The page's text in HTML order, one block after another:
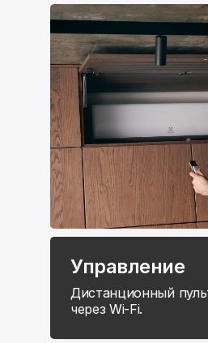
Управление
Дистанционный
через Wi-Fi.